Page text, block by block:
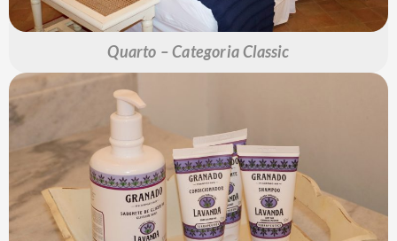
Quarto – Categoria Classic